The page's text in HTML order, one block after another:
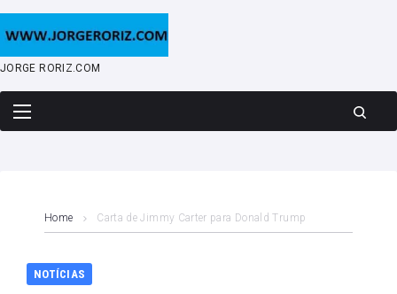
content
JORGE RORIZ.COM
Home Carta de Jimmy Carter para Donald Trump
NOTÍCIAS